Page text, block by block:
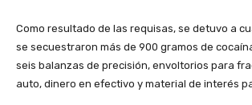
Como resultado de las requisas, se detuvo a
se secuestraron más de 900 gramos de
seis balanzas de precisión, envoltorios para
auto, dinero en efectivo y material de interés